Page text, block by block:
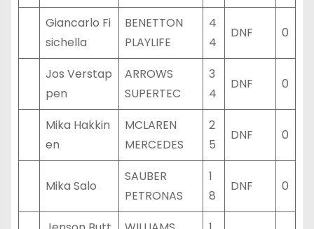
Giancarlo Fi
sichella
BENETTON
PLAYLIFE
4
4
DNF 0
Jos Verstap
pen
ARROWS
SUPERTEC
3
4
DNF 0
Mika Hakkin
en
MCLAREN
MERCEDES
2
5
DNF 0
Mika Salo
SAUBER
PETRONAS
1
8
DNF 0